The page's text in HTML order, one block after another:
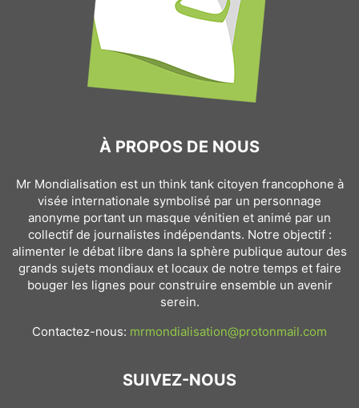
À PROPOS DE NOUS
Mr Mondialisation est un think tank citoyen francophone à
visée internationale symbolisé par un personnage
anonyme portant un masque vénitien et animé par un
collectif de journalistes indépendants. Notre objectif :
alimenter le débat libre dans la sphère publique autour des
grands sujets mondiaux et locaux de notre temps et faire
bouger les lignes pour construire ensemble un avenir
serein.
Contactez-nous: mrmondialisation@protonmail.com
SUIVEZ-NOUS